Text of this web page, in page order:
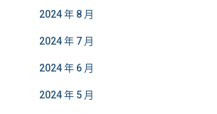
2024 年 8 月
2024 年 7 月
2024 年 6 月
2024 年 5 月